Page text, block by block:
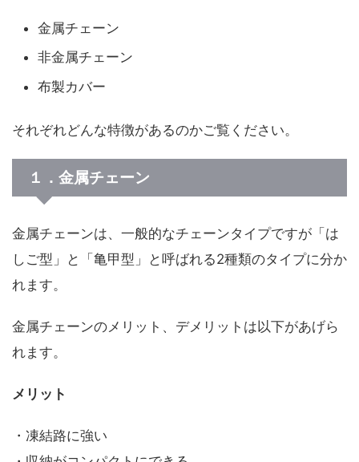
金属チェーン
非金属チェーン
布製カバー
それぞれどんな特徴があるのかご覧ください。
１．金属チェーン
金属チェーンは、一般的なチェーンタイプですが「は
しご型」と「亀甲型」と呼ばれる2種類のタイプに分か
れます。
金属チェーンのメリット、デメリットは以下があげら
れます。
メリット
・凍結路に強い